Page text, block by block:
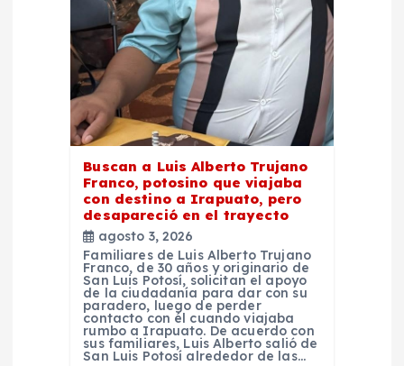
Buscan a Luis Alberto Trujano
Franco, potosino que viajaba
con destino a Irapuato, pero
desapareció en el trayecto
agosto 3, 2026
Familiares de Luis Alberto Trujano
Franco, de 30 años y originario de
San Luis Potosí, solicitan el apoyo
de la ciudadanía para dar con su
paradero, luego de perder
contacto con él cuando viajaba
rumbo a Irapuato. De acuerdo con
sus familiares, Luis Alberto salió de
San Luis Potosí alrededor de las…